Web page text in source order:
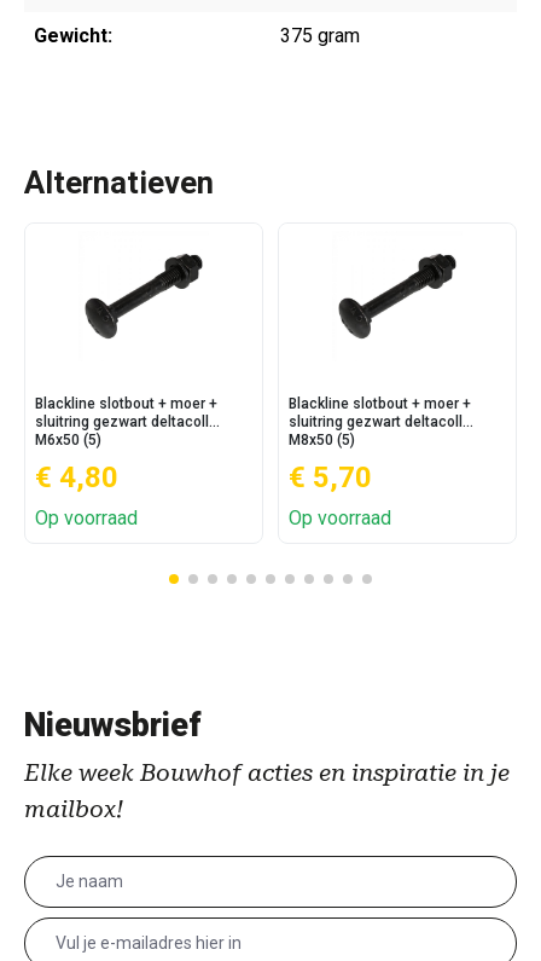
Gewicht: 375 gram
Alternatieven
Blackline slotbout + moer +
sluitring gezwart deltacoll
M6x50 (5)
€ 4,80
Op voorraad
Blackline slotbout + moer +
sluitring gezwart deltacoll
M8x50 (5)
€ 5,70
Op voorraad
Nieuwsbrief
Elke week Bouwhof acties en inspiratie in je
mailbox!